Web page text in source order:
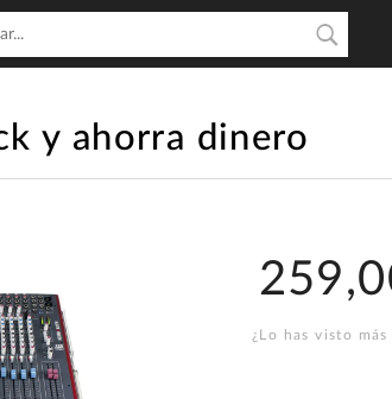
y ahorra dinero
¿Lo has visto más